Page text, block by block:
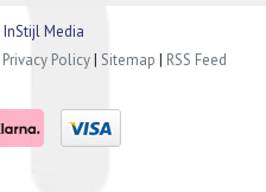
InStijl Media
Privacy Policy| Sitemap | RSS Feed